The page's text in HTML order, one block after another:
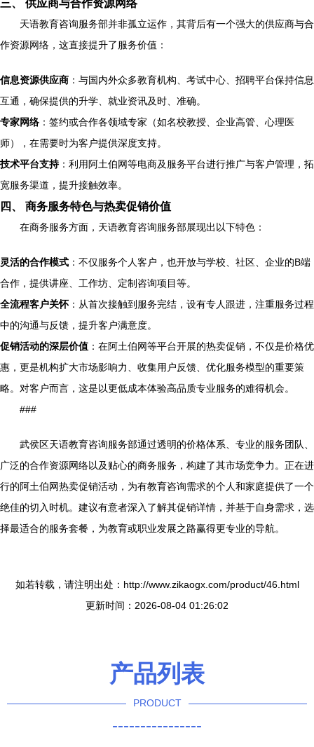
三、 供应商与合作资源网络
天语教育咨询服务部并非孤立运作，其背后有一个强大的供应商与合
作资源网络，这直接提升了服务价值：
信息资源供应商 ：与国内外众多教育机构、考试中心、招聘平台保持信息
互通，确保提供的升学、就业资讯及时、准确。
专家网络 ：签约或合作各领域专家（如名校教授、企业高管、心理医
师），在需要时为客户提供深度支持。
技术平台支持：利用阿土伯网等电商及服务平台进行推广与客户管理，拓
宽服务渠道，提升接触效率。
四、 商务服务特色与热卖促销价值
在商务服务方面，天语教育咨询服务部展现出以下特色：
灵活的合作模式 ：不仅服务个人客户，也开放与学校、社区、企业的B端
合作，提供讲座、工作坊、定制咨询项目等。
全流程客户关怀：从首次接触到服务完结，设有专人跟进，注重服务过程
中的沟通与反馈，提升客户满意度。
促销活动的深层价值 ：在阿土伯网等平台开展的热卖促销，不仅是价格优
惠，更是机构扩大市场影响力、收集用户反馈、优化服务模型的重要策
略。对客户而言，这是以更低成本体验高品质专业服务的难得机会。
###
武侯区天语教育咨询服务部通过透明的价格体系、专业的服务团队、
广泛的合作资源网络以及贴心的商务服务，构建了其市场竞争力。正在进
行的阿土伯网热卖促销活动，为有教育咨询需求的个人和家庭提供了一个
绝佳的切入时机。建议有意者深入了解其促销详情，并基于自身需求，选
择最适合的服务套餐，为教育或职业发展之路赢得更专业的导航。
如若转载，请注明出处：http://www.zikaogx.com/product/46.html
更新时间：2026-08-04 01:26:02
产品列表
PRODUCT
----------------